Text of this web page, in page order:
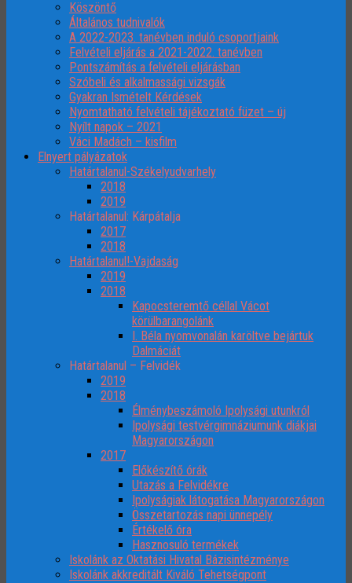
Köszöntő
Általános tudnivalók
A 2022-2023. tanévben induló csoportjaink
Felvételi eljárás a 2021-2022. tanévben
Pontszámítás a felvételi eljárásban
Szóbeli és alkalmassági vizsgák
Gyakran Ismételt Kérdések
Nyomtatható felvételi tájékoztató füzet – új
Nyílt napok – 2021
Váci Madách – kisfilm
Elnyert pályázatok
Határtalanul-Székelyudvarhely
2018
2019
Határtalanul: Kárpátalja
2017
2018
Határtalanul!-Vajdaság
2019
2018
Kapocsteremtő céllal Vácot
körülbarangolánk
I. Béla nyomvonalán karöltve bejártuk
Dalmáciát
Határtalanul – Felvidék
2019
2018
Élménybeszámoló Ipolysági utunkról
Ipolysági testvérgimnáziumunk diákjai
Magyarországon
2017
Előkészítő órák
Utazás a Felvidékre
Ipolyságiak látogatása Magyarországon
Összetartozás napi ünnepély
Értékelő óra
Hasznosuló termékek
Iskolánk az Oktatási Hivatal Bázisintézménye
Iskolánk akkreditált Kiváló Tehetségpont